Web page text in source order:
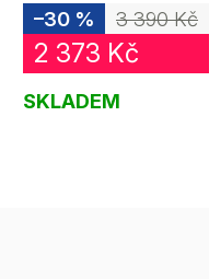
3 390 Kč
–30 %
2 373 Kč
SKLADEM